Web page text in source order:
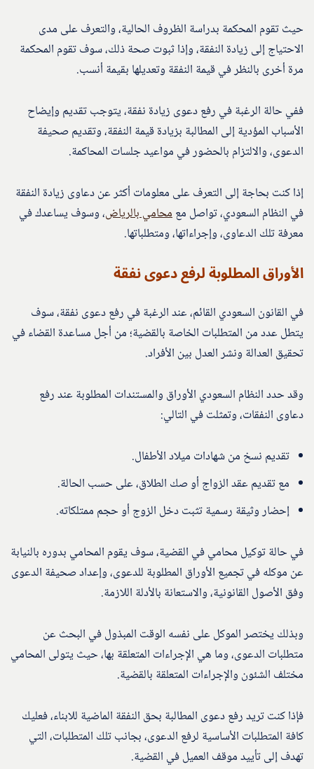
حيث تقوم المحكمة بدراسة الظروف الحالية، والتعرف على مدى
الاحتياج إلى زيادة النفقة، وإذا ثبوت صحة ذلك، سوف تقوم المحكمة
مرة أخرى بالنظر في قيمة النفقة وتعديلها بقيمة أنسب.
ففي حالة الرغبة في رفع دعوى زيادة نفقة، يتوجب تقديم وإيضاح
الأسباب المؤدية إلى المطالبة بزيادة قيمة النفقة، وتقديم صحيفة
الدعوى، والالتزام بالحضور في مواعيد جلسات المحاكمة.
إذا كنت بحاجة إلى التعرف على معلومات أكثر عن دعاوى زيادة النفقة
في النظام السعودي، تواصل معمحامي بالرياض، وسوف يساعدك في
معرفة تلك الدعاوى، وإجراءاتها، ومتطلباتها.
الأوراق المطلوبة لرفع دعوى نفقة
في القانون السعودي القائم، عند الرغبة في رفع دعوى نفقة، سوف
يتطل عدد من المتطلبات الخاصة بالقضية؛ من أجل مساعدة القضاء في
تحقيق العدالة ونشر العدل بين الأفراد.
وقد حدد النظام السعودي الأوراق والمستندات المطلوبة عند رفع
دعاوى النفقات، وتمثلت في التالي:
تقديم نسخ من شهادات ميلاد الأطفال.
مع تقديم عقد الزواج أو صك الطلاق، على حسب الحالة.
إحضار وثيقة رسمية تثبت دخل الزوج أو حجم ممتلكاته.
في حالة توكيل محامي في القضية، سوف يقوم المحامي بدوره بالنيابة
عن موكله في تجميع الأوراق المطلوبة للدعوى، وإعداد صحيفة الدعوى
وفق الأصول القانونية، والاستعانة بالأدلة اللازمة.
وبذلك يختصر الموكل على نفسه الوقت المبذول في البحث عن
متطلبات الدعوى، وما هي الإجراءات المتعلقة بها، حيث يتولى المحامي
مختلف الشئون والإجراءات المتعلقة بالقضية.
فإذا كنت تريد رفع دعوى المطالبة بحق النفقة الماضية للابناء، فعليك
كافة المتطلبات الأساسية لرفع الدعوى، بجانب تلك المتطلبات، التي
تهدف إلى تأييد موقف العميل في القضية.